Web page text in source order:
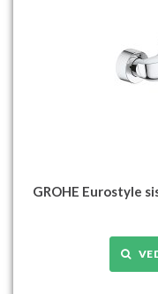
GROHE Eurostyle